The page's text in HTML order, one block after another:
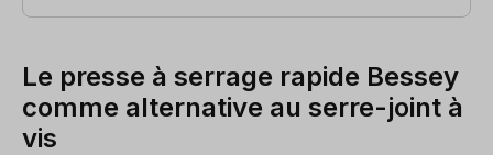
Le presse à serrage rapide Bessey
comme alternative au serre-joint à
vis